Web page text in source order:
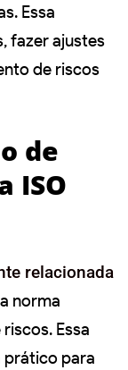
Essa
fazer ajustes
de riscos
de
ISO
relacionada
norma
Essa
prático para